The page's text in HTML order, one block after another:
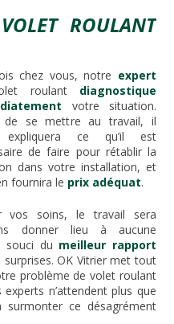
ROULANT
chez vous, notre expert
roulant diagnostique
votre situation.
de se mettre au travail, il
expliquera ce qu’il est
de faire pour rétablir la
dans votre installation, et
fournira le prix adéquat.
vos soins, le travail sera
donner lieu à aucune
souci du meilleur rapport
OK Vitrier met tout
problème de volet roulant
experts n’attendent plus que
ce désagrément